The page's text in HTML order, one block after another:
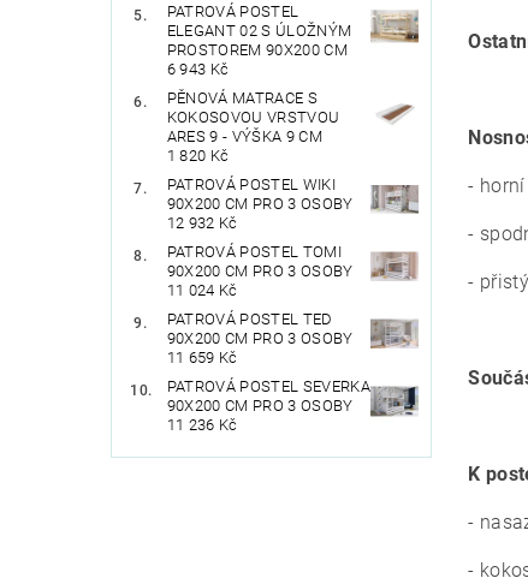
PATROVÁ POSTEL
ELEGANT 02 S ÚLOŽNÝM
PROSTOREM 90X200 CM
6 943 Kč
PĚNOVÁ MATRACE S
KOKOSOVOU VRSTVOU
ARES 9 - VÝŠKA 9 CM
1 820 Kč
PATROVÁ POSTEL WIKI
90X200 CM PRO 3 OSOBY
12 932 Kč
PATROVÁ POSTEL TOMI
90X200 CM PRO 3 OSOBY
11 024 Kč
PATROVÁ POSTEL TED
90X200 CM PRO 3 OSOBY
11 659 Kč
PATROVÁ POSTEL SEVERKA
90X200 CM PRO 3 OSOBY
11 236 Kč
-
-
-
K
-
-